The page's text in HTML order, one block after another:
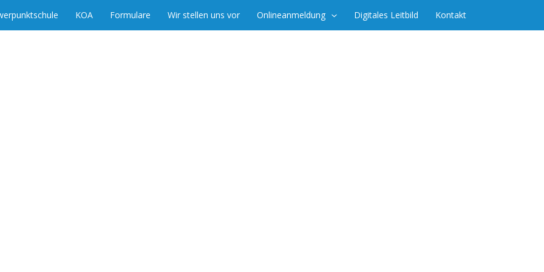
KOA Formulare Wir stellen uns vor Onlineanmeldung Digitales Leitbild Kontakt